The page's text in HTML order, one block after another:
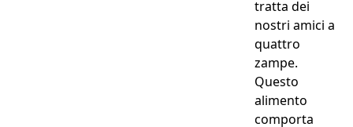
tratta dei
nostri amici a
quattro
zampe.
Questo
alimento
comporta